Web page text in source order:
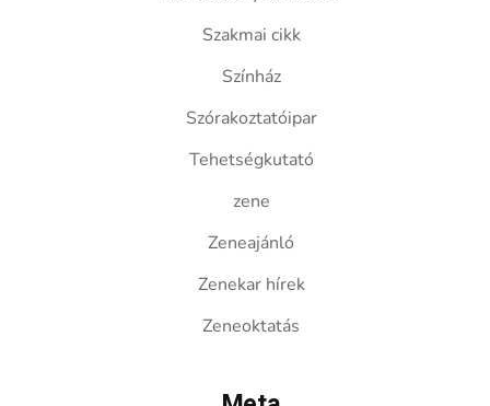
Szakmai cikk
Színház
Szórakoztatóipar
Tehetségkutató
zene
Zeneajánló
Zenekar hírek
Zeneoktatás